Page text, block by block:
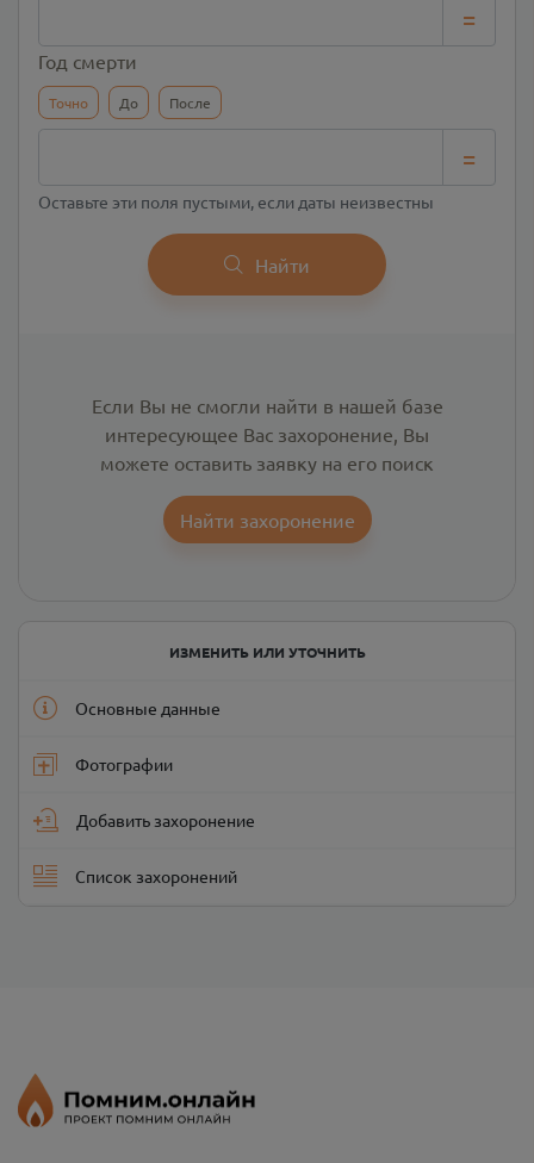
=
Год смерти
Точно До После
=
Оставьте эти поля пустыми, если даты неизвестны
Найти
Если Вы не смогли найти в нашей базе
интересующее Вас захоронение, Вы
можете оставить заявку на его поиск
Найти захоронение
ИЗМЕНИТЬ ИЛИ УТОЧНИТЬ
Основные данные
Фотографии
Добавить захоронение
Список захоронений